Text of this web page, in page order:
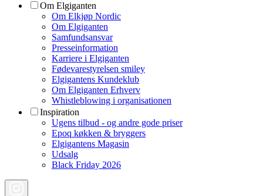
Om Elgiganten
Om Elkjøp Nordic
Om Elgiganten
Samfundsansvar
Presseinformation
Karriere i Elgiganten
Fødevarestyrelsen smiley
Elgigantens Kundeklub
Om Elgiganten Erhverv
Whistleblowing i organisationen
Inspiration
Ugens tilbud - og andre gode priser
Epoq køkken & bryggers
Elgigantens Magasin
Udsalg
Black Friday 2026